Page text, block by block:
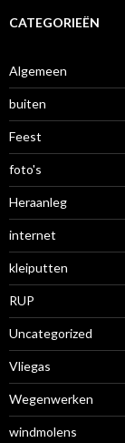
CATEGORIEËN
Algemeen
buiten
Feest
foto's
Heraanleg
internet
kleiputten
RUP
Uncategorized
Vliegas
Wegenwerken
windmolens